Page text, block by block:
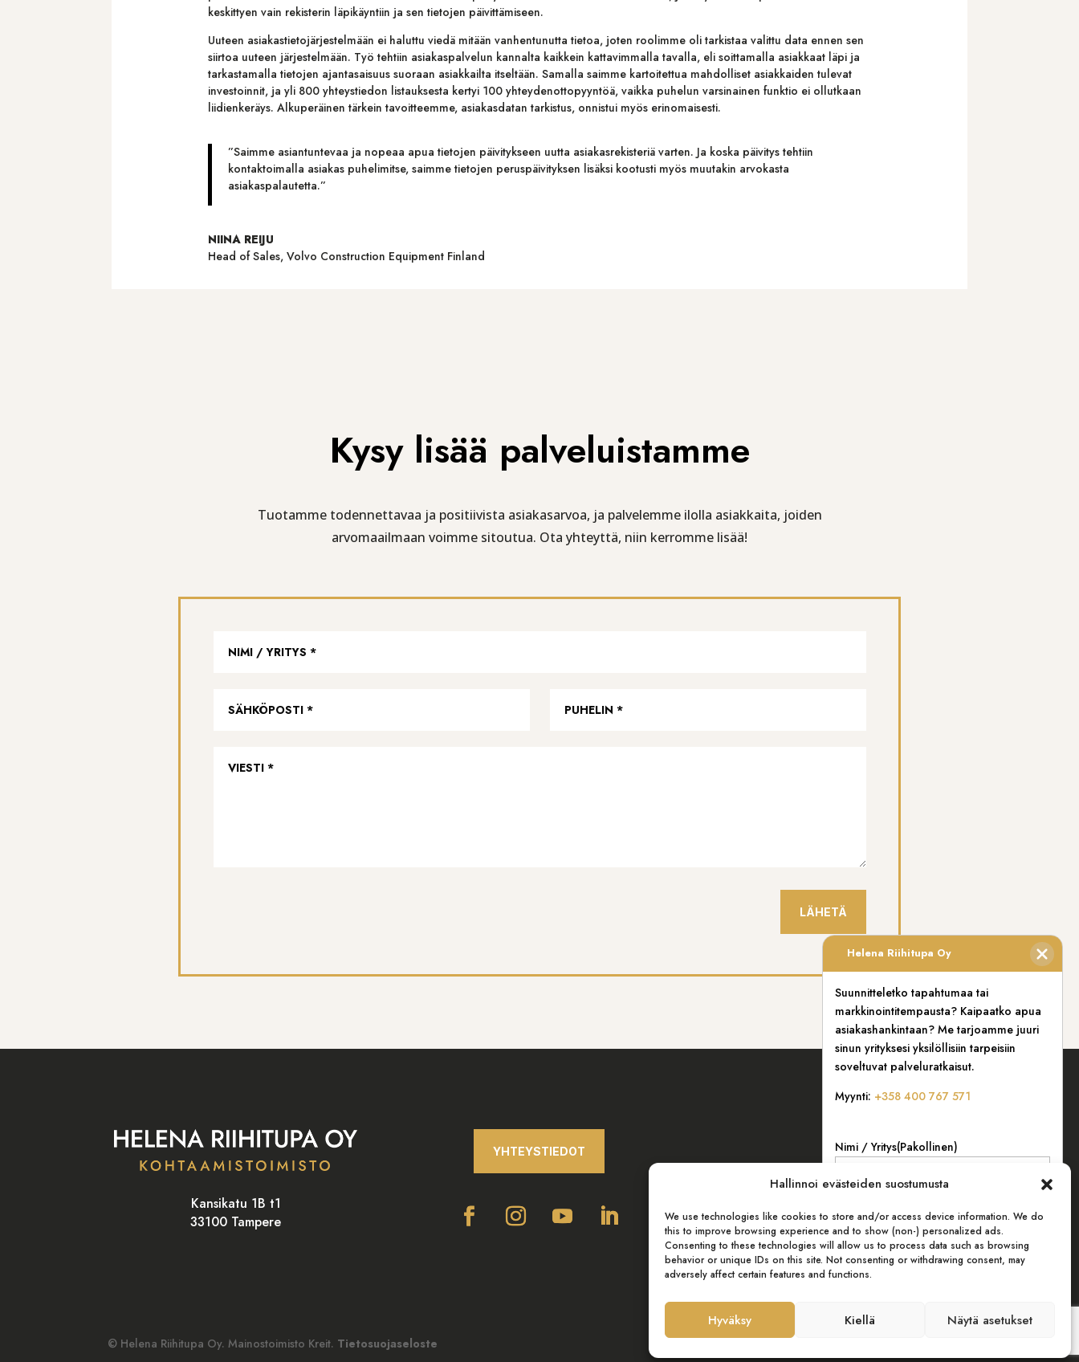
Hallinnoi evästeiden suostumusta
We use technologies like cookies to store and/or access device information. We do
this to improve browsing experience and to show (non-) personalized ads.
Consenting to these technologies will allow us to process data such as browsing
behavior or unique IDs on this site. Not consenting or withdrawing consent, may
adversely affect certain features and functions.
Hyväksy Kiellä Näytä asetukset
keskittyen vain rekisterin läpikäyntiin ja sen tietojen päivittämiseen.
Uuteen asiakastietojärjestelmään ei haluttu viedä mitään vanhentunutta tietoa, joten roolimme oli tarkistaa valittu data ennen sen
siirtoa uuteen järjestelmään. Työ tehtiin asiakaspalvelun kannalta kaikkein kattavimmalla tavalla, eli soittamalla asiakkaat läpi ja
tarkastamalla tietojen ajantasaisuus suoraan asiakkailta itseltään. Samalla saimme kartoitettua mahdolliset asiakkaiden tulevat
investoinnit, ja yli 800 yhteystiedon listauksesta kertyi 100 yhteydenottopyyntöä, vaikka puhelun varsinainen funktio ei ollutkaan
liidienkeräys. Alkuperäinen tärkein tavoitteemme, asiakasdatan tarkistus, onnistui myös erinomaisesti.
”Saimme asiantuntevaa ja nopeaa apua tietojen päivitykseen uutta asiakasrekisteriä varten. Ja koska päivitys tehtiin
kontaktoimalla asiakas puhelimitse, saimme tietojen peruspäivityksen lisäksi kootusti myös muutakin arvokasta
asiakaspalautetta.”
NIINA REIJU
Head of Sales, Volvo Construction Equipment Finland
Kysy lisää palveluistamme
Tuotamme todennettavaa ja positiivista asiakasarvoa, ja palvelemme ilolla asiakkaita, joiden
arvomaailmaan voimme sitoutua. Ota yhteyttä, niin kerromme lisää!
LÄHETÄ
Kansikatu 1B t1
33100 Tampere
YHTEYSTIEDOT
© Helena Riihitupa Oy. Mainostoimisto Kreit. Tietosuojaseloste
Sulje
Helena Riihitupa Oy
Suunnitteletko tapahtumaa tai
markkinointitempausta? Kaipaatko apua
asiakashankintaan? Me tarjoamme juuri
sinun yrityksesi yksilöllisiin tarpeisiin
soveltuvat palveluratkaisut.
Myynti: +358 400 767 571
Nimi / Yritys(Pakollinen)
Sähköposti(Pakollinen)
Viesti(Pakollinen)